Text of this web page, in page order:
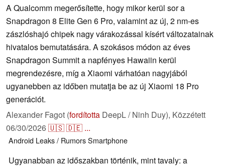
A Qualcomm megerősítette, hogy mikor kerül sor a
Snapdragon 8 Elite Gen 6 Pro, valamint az új, 2 nm-es
zászlóshajó chipek nagy várakozással kísért változatainak
hivatalos bemutatására. A szokásos módon az éves
Snapdragon Summit a napfényes Hawaiin kerül
megrendezésre, míg a Xiaomi várhatóan nagyjából
ugyanebben az időben mutatja be az új Xiaomi 18 Pro
generációt.
Alexander Fagot (fordította DeepL / Ninh Duy), Közzétett
06/30/2026🇺🇸🇩🇪 ...
Android Leaks / RumorsSmartphone
Ugyanabban az időszakban történik, mint tavaly: a